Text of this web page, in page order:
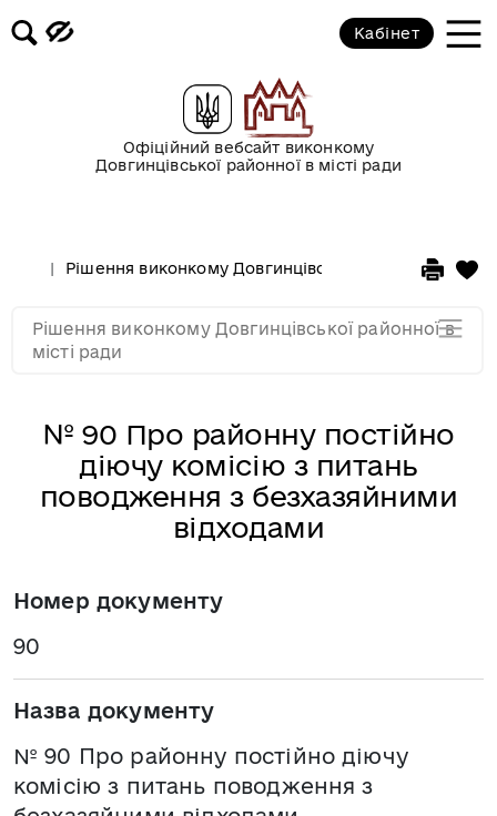
Офіційний вебсайт виконкому
Довгинцівської районної в місті ради
Кабінет
Рішення виконкому Довгинцівської районної в
№ 90 Про районну постійно
діючу комісію з питань
поводження з безхазяйними
відходами
Номер документу
90
Назва документу
№ 90 Про районну постійно діючу
комісію з питань поводження з
Рішення виконкому Довгинцівської районної в
місті ради
2015 рік
2013 рік
2012 рік